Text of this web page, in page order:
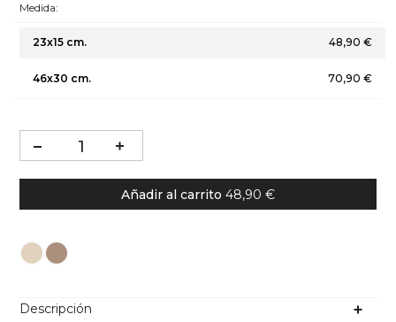
Color
Medida:
23x15 cm. 48,90 €
46x30 cm. 70,90 €
Añadir al carrito 48,90 €
Descripción